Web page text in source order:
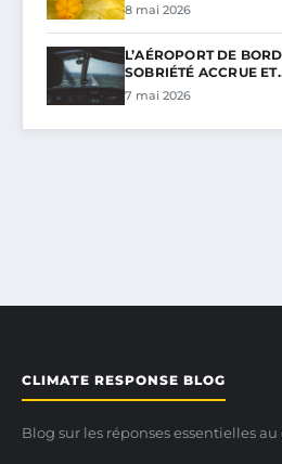
8 mai 2026
L’AÉROPORT DE
SOBRIÉTÉ ACCRUE
7 mai 2026
CLIMATE RESPONSE BLOG
Blog sur les réponses essentielles